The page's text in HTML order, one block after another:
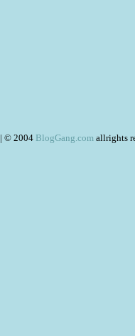
| © 2004 BlogGang.com allrights